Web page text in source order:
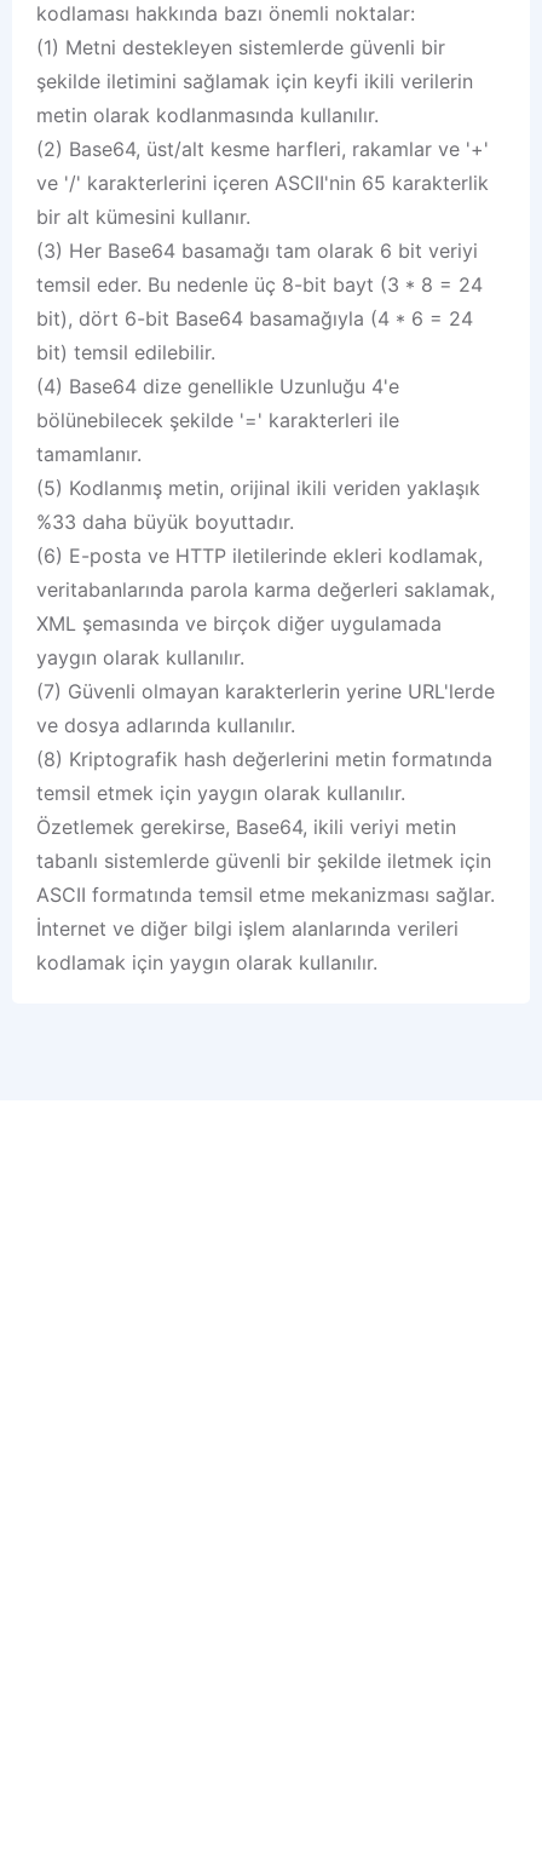
kodlaması hakkında bazı önemli noktalar:
(1) Metni destekleyen sistemlerde güvenli bir
şekilde iletimini sağlamak için keyfi ikili verilerin
metin olarak kodlanmasında kullanılır.
(2) Base64, üst/alt kesme harfleri, rakamlar ve '+'
ve '/' karakterlerini içeren ASCII'nin 65 karakterlik
bir alt kümesini kullanır.
(3) Her Base64 basamağı tam olarak 6 bit veriyi
temsil eder. Bu nedenle üç 8-bit bayt (3 * 8 = 24
bit), dört 6-bit Base64 basamağıyla (4 * 6 = 24
bit) temsil edilebilir.
(4) Base64 dize genellikle Uzunluğu 4'e
bölünebilecek şekilde '=' karakterleri ile
tamamlanır.
(5) Kodlanmış metin, orijinal ikili veriden yaklaşık
%33 daha büyük boyuttadır.
(6) E-posta ve HTTP iletilerinde ekleri kodlamak,
veritabanlarında parola karma değerleri saklamak,
XML şemasında ve birçok diğer uygulamada
yaygın olarak kullanılır.
(7) Güvenli olmayan karakterlerin yerine URL'lerde
ve dosya adlarında kullanılır.
(8) Kriptografik hash değerlerini metin formatında
temsil etmek için yaygın olarak kullanılır.
Özetlemek gerekirse, Base64, ikili veriyi metin
tabanlı sistemlerde güvenli bir şekilde iletmek için
ASCII formatında temsil etme mekanizması sağlar.
İnternet ve diğer bilgi işlem alanlarında verileri
kodlamak için yaygın olarak kullanılır.